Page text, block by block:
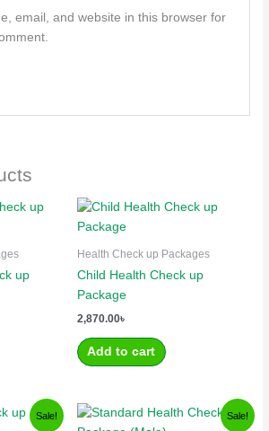
email, and website in this browser for
up
Health Check up Packages
Child Health Check up
Package
2,870.00৳
Add to cart
Sale!
Current
Sale!
Original
Current